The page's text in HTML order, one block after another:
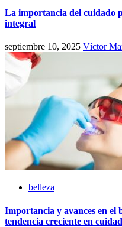
La importancia del cuidado
integral
septiembre 10, 2025 Víctor
belleza
Importancia y avances en el
tendencia creciente en